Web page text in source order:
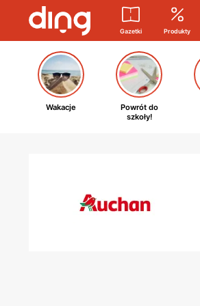
Gazetki Produkty
Wakacje
Powrót do
szkoły!